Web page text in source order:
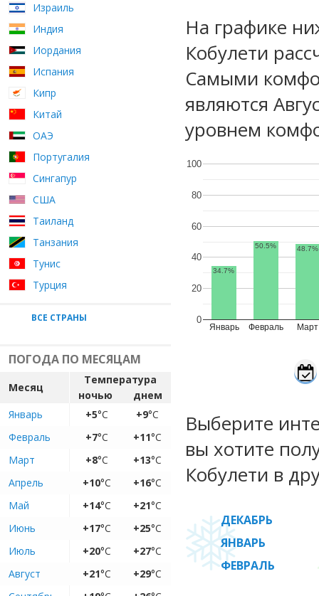
Израиль
Индия
Иордания
Испания
Кипр
Китай
ОАЭ
Португалия
Сингапур
США
Таиланд
Танзания
Тунис
Турция
ВСЕ СТРАНЫ
ПОГОДА ПО МЕСЯЦАМ
Месяц
Температура
ночью
днем
Январь
+5°C +9°C
Февраль
+7°C +11°C
Март
+8°C +13°C
Апрель
+10°C +16°C
Май
+14°C +21°C
Июнь
+17°C +25°C
Июль
+20°C +27°C
Август
+21°C +29°C
На графике
Кобулети
Самыми
являются
уровнем
Январь Февраль Март
0
20
40
60
80
100
34.7%
50.5% 48.7%
Выберите
вы хотите
Кобулети в
ДЕКАБРЬ
ЯНВАРЬ
ФЕВРАЛЬ